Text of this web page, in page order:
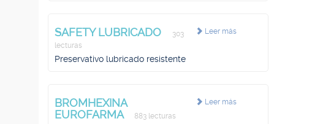
Leer más
SAFETY LUBRICADO
303
lecturas
Preservativo lubricado resistente
Leer más
BROMHEXINA
EUROFARMA
883 lecturas